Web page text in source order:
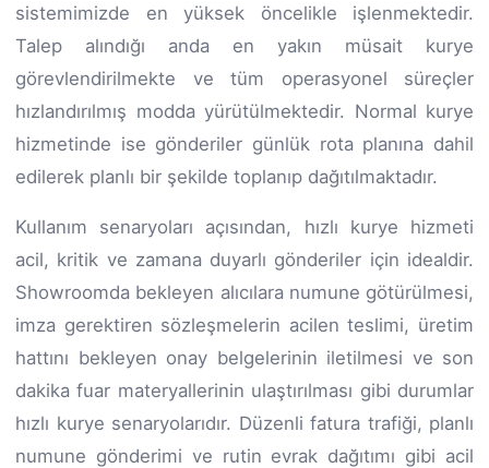
sistemimizde en yüksek öncelikle işlenmektedir.
Talep alındığı anda en yakın müsait kurye
görevlendirilmekte ve tüm operasyonel süreçler
hızlandırılmış modda yürütülmektedir. Normal kurye
hizmetinde ise gönderiler günlük rota planına dahil
edilerek planlı bir şekilde toplanıp dağıtılmaktadır.
Kullanım senaryoları açısından, hızlı kurye hizmeti
acil, kritik ve zamana duyarlı gönderiler için idealdir.
Showroomda bekleyen alıcılara numune götürülmesi,
imza gerektiren sözleşmelerin acilen teslimi, üretim
hattını bekleyen onay belgelerinin iletilmesi ve son
dakika fuar materyallerinin ulaştırılması gibi durumlar
hızlı kurye senaryolarıdır. Düzenli fatura trafiği, planlı
numune gönderimi ve rutin evrak dağıtımı gibi acil